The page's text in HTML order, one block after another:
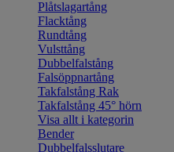
Plåtslagartång
Flacktång
Rundtång
Vulsttång
Dubbelfalstång
Falsöppnartång
Takfalstång Rak
Takfalstång 45° hörn
Visa allt i kategorin
Bender
Dubbelfalsslutare